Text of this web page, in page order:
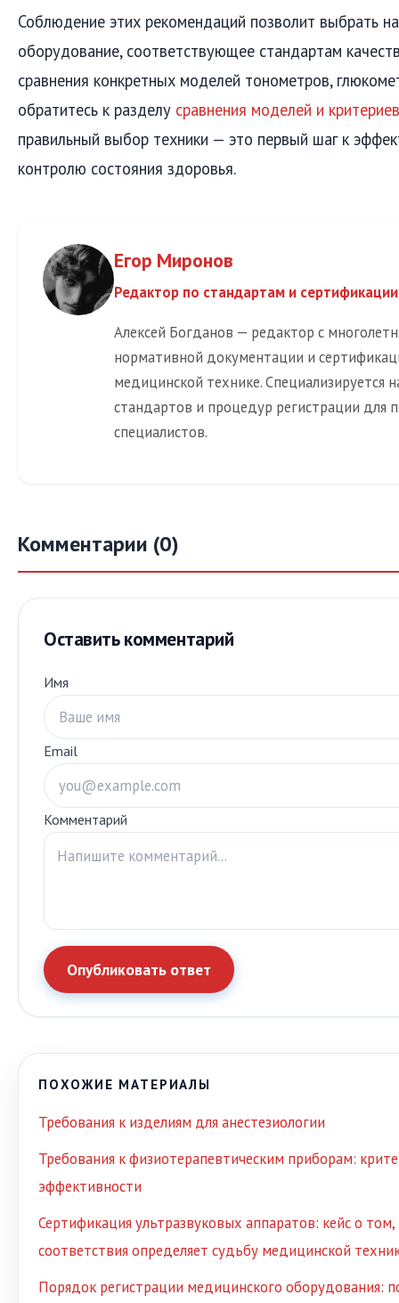
Соблюдение этих рекомендаций позволит выбрать
оборудование, соответствующее стандартам
сравнения конкретных моделей тонометров,
обратитесь к разделу сравнения моделей и
правильный выбор техники — это первый шаг к
контролю состояния здоровья.
Егор Миронов
Редактор по стандартам и сертификации
Алексей Богданов — редактор с
нормативной документации и
медицинской технике. Специализируется
стандартов и процедур регистрации для
специалистов.
Комментарии (0)
Оставить комментарий
Имя
Email
Комментарий
Опубликовать ответ
ПОХОЖИЕ МАТЕРИАЛЫ
Требования к изделиям для анестезиологии
Требования к физиотерапевтическим приборам:
эффективности
Сертификация ультразвуковых аппаратов: кейс о
соответствия определяет судьбу медицинской
Порядок регистрации медицинского оборудования: